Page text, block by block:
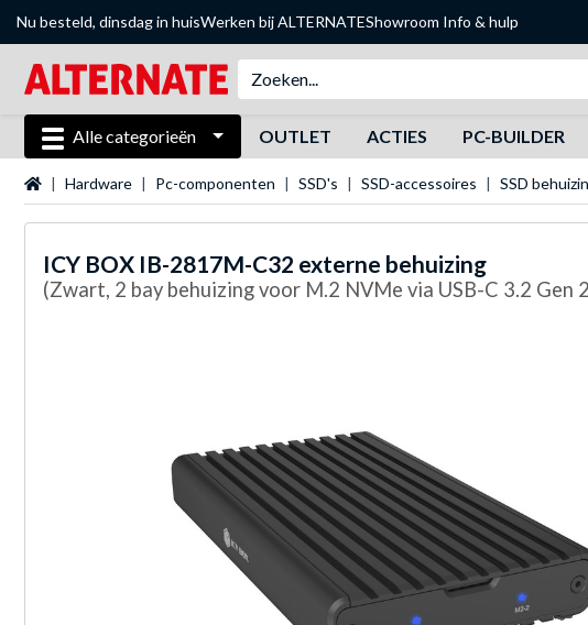
Nu besteld, dinsdag in huisWerken bij ALTERNATEShowroom Info & hulp
Alle categorieën OUTLET ACTIES PC-BUILDER
Startpagina
Hardware Pc-componenten SSD's SSD-accessoires SSD
ICY BOX IB-2817M-C32 externe behuizing
(Zwart, 2 bay behuizing voor M.2 NVMe via USB-C 3.2 Gen